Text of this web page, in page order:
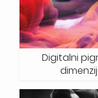
Digitalni